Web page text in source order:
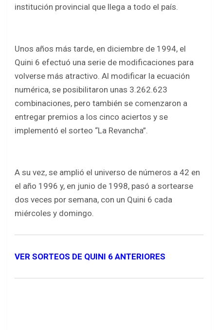
institución provincial que llega a todo el país.
Unos años más tarde, en diciembre de 1994, el
Quini 6 efectuó una serie de modificaciones para
volverse más atractivo. Al modificar la ecuación
numérica, se posibilitaron unas 3.262.623
combinaciones, pero también se comenzaron a
entregar premios a los cinco aciertos y se
implementó el sorteo “La Revancha”.
A su vez, se amplió el universo de números a 42 en
el año 1996 y, en junio de 1998, pasó a sortearse
dos veces por semana, con un Quini 6 cada
miércoles y domingo.
VER SORTEOS DE QUINI 6 ANTERIORES